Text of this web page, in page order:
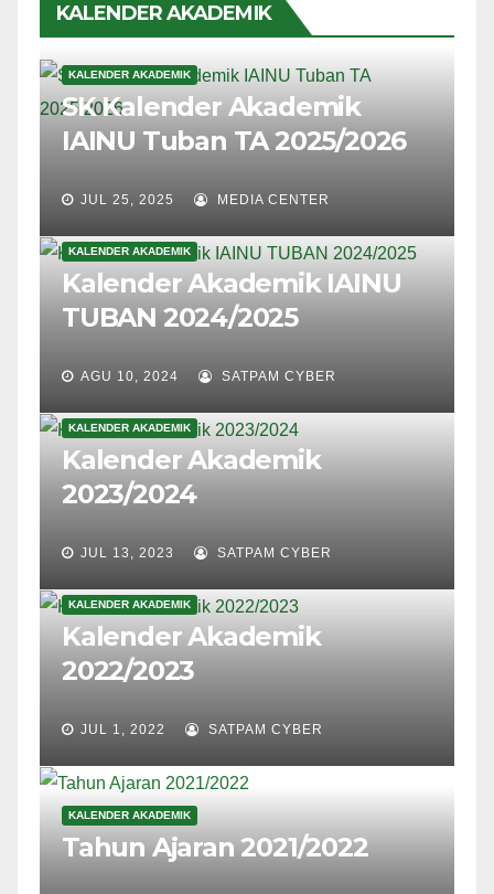
KALENDER AKADEMIK
KALENDER AKADEMIK
SK Kalender Akademik
IAINU Tuban TA 2025/2026
JUL 25, 2025 MEDIA CENTER
KALENDER AKADEMIK
Kalender Akademik IAINU
TUBAN 2024/2025
AGU 10, 2024 SATPAM CYBER
KALENDER AKADEMIK
Kalender Akademik
2023/2024
JUL 13, 2023 SATPAM CYBER
KALENDER AKADEMIK
Kalender Akademik
2022/2023
JUL 1, 2022 SATPAM CYBER
KALENDER AKADEMIK
Tahun Ajaran 2021/2022